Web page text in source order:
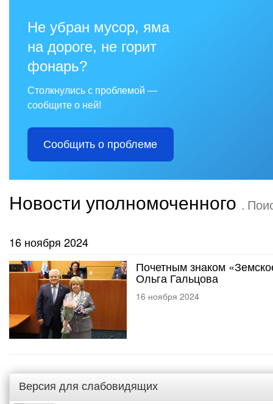
Не убран мусор, яма
на дороге, не горит
фонарь?
Столкнулись с проблемой —
сообщите о ней!
Сообщить о проблеме
Новости уполномоченного .
16 ноября 2024
Почетным знаком
Ольга Гальцова
16 ноября 2024
Версия для слабовидящих